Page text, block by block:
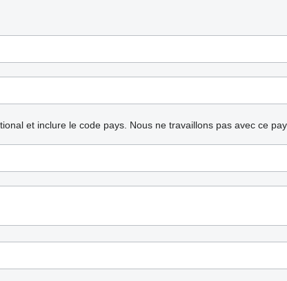
et inclure le code pays. Nous ne travaillons pas avec ce